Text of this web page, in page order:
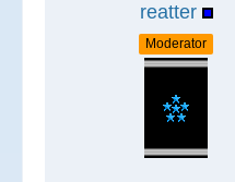
reatter
Moderator